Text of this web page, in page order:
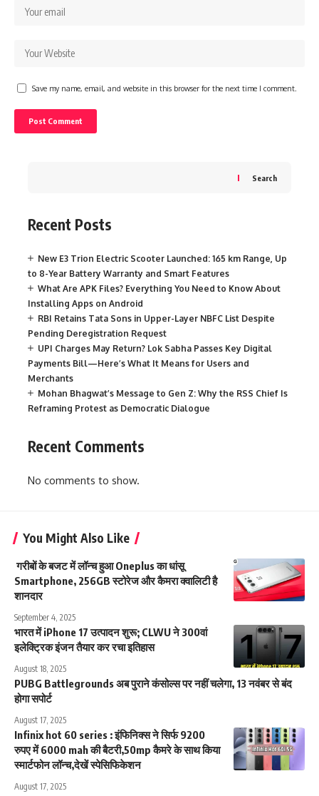
Save my name, email, and website in this browser for the next time I comment.
Search
Recent Posts
New E3 Trion Electric Scooter Launched: 165 km Range, Up
to 8-Year Battery Warranty and Smart Features
What Are APK Files? Everything You Need to Know About
Installing Apps on Android
RBI Retains Tata Sons in Upper-Layer NBFC List Despite
Pending Deregistration Request
UPI Charges May Return? Lok Sabha Passes Key Digital
Payments Bill—Here’s What It Means for Users and
Merchants
Mohan Bhagwat’s Message to Gen Z: Why the RSS Chief Is
Reframing Protest as Democratic Dialogue
Recent Comments
No comments to show.
You Might Also Like
गरीबों के बजट में लॉन्च हुआ Oneplus का धांसू
Smartphone, 256GB स्टोरेज और कैमरा क्वालिटी है
शानदार
September 4, 2025
भारत में iPhone 17 उत्पादन शुरू; CLWU ने 300वां
इलेक्ट्रिक इंजन तैयार कर रचा इतिहास
August 18, 2025
PUBG Battlegrounds अब पुराने कंसोल्स पर नहीं चलेगा, 13 नवंबर से बंद
होगा सपोर्ट
August 17, 2025
Infinix hot 60 series : इंफिनिक्स ने सिर्फ 9200
रुपए में 6000 mah की बैटरी,50mp कैमरे के साथ किया
स्मार्टफोन लॉन्च,देखें स्पेसिफिकेशन
August 17, 2025